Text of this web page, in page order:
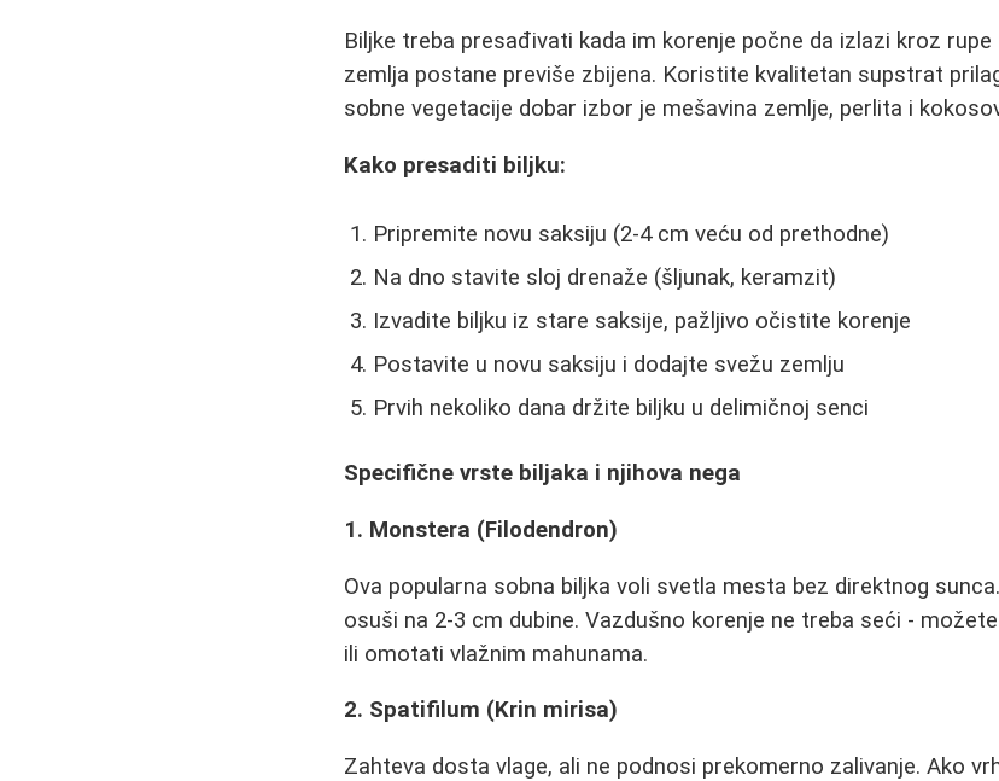
Biljke treba presađivati kada im korenje počne da izlazi kroz rupe
zemlja postane previše zbijena. Koristite kvalitetan supstrat
sobne vegetacije dobar izbor je mešavina zemlje, perlita i
Kako presaditi biljku:
Pripremite novu saksiju (2-4 cm veću od prethodne)
Na dno stavite sloj drenaže (šljunak, keramzit)
Izvadite biljku iz stare saksije, pažljivo očistite korenje
Postavite u novu saksiju i dodajte svežu zemlju
Prvih nekoliko dana držite biljku u delimičnoj senci
Specifične vrste biljaka i njihova nega
1. Monstera (Filodendron)
Ova popularna sobna biljka voli svetla mesta bez direktnog
osuši na 2-3 cm dubine. Vazdušno korenje ne treba seći -
ili omotati vlažnim mahunama.
2. Spatifilum (Krin mirisa)
Zahteva dosta vlage, ali ne podnosi prekomerno zalivanje. Ako